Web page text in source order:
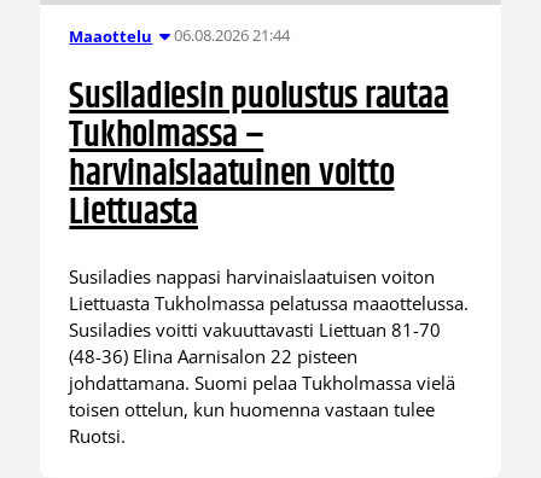
Maaottelu 06.08.2026 21:44
Susiladiesin puolustus rautaa
Tukholmassa –
harvinaislaatuinen voitto
Liettuasta
Susiladies nappasi harvinaislaatuisen voiton
Liettuasta Tukholmassa pelatussa maaottelussa.
Susiladies voitti vakuuttavasti Liettuan 81-70
(48-36) Elina Aarnisalon 22 pisteen
johdattamana. Suomi pelaa Tukholmassa vielä
toisen ottelun, kun huomenna vastaan tulee
Ruotsi.